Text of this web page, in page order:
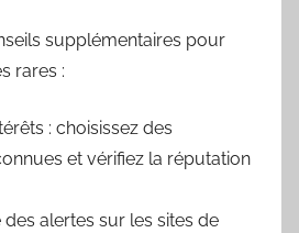
supplémentaires pour
rares :
: choisissez des
et vérifiez la réputation
alertes sur les sites de